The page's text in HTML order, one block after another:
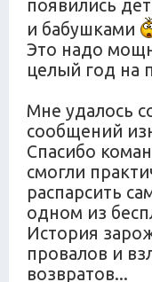
появились
и бабушками
Это надо
целый год на
Мне удалось
сообщений
Спасибо
смогли
распарсить
одном из
История
провалов и
возвратов...